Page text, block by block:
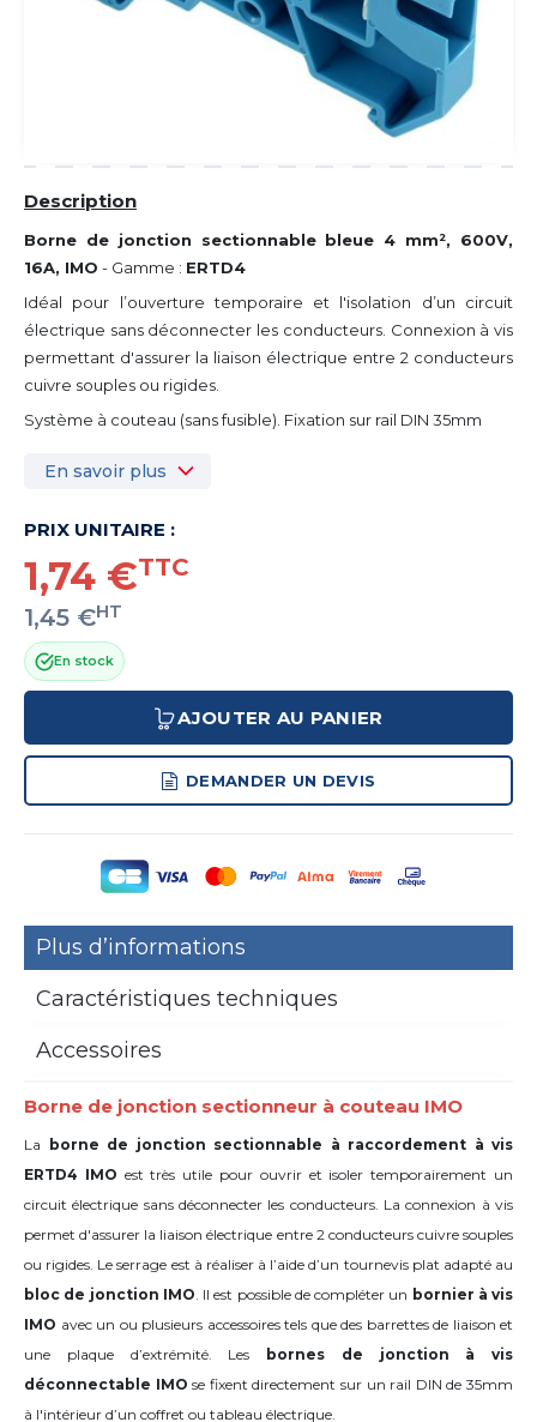
Description
Borne de jonction sectionnable bleue 4 mm², 600V,
16A, IMO - Gamme : ERTD4
Idéal pour l’ouverture temporaire et l'isolation d’un circuit
électrique sans déconnecter les conducteurs. Connexion à vis
permettant d'assurer la liaison électrique entre 2 conducteurs
cuivre souples ou rigides.
Système à couteau (sans fusible). Fixation sur rail DIN 35mm
En savoir plus
PRIX UNITAIRE :
1,74 €TTC
1,45 €HT
En stock
AJOUTER AU PANIER
DEMANDER UN DEVIS
Plus d’informations
Caractéristiques techniques
Accessoires
Borne de jonction sectionneur à couteau IMO
La
borne de jonction sectionnable à raccordement à vis
ERTD4 IMO est très utile pour ouvrir et isoler temporairement un
circuit électrique sans déconnecter les conducteurs. La connexion à vis
permet d'assurer la liaison électrique entre 2 conducteurs cuivre souples
ou rigides. Le serrage est à réaliser à l’aide d’un tournevis plat adapté au
bloc de jonction IMO . Il est possible de compléter un bornier à vis
IMO avec un ou plusieurs accessoires tels que des barrettes de liaison et
une plaque d’extrémité. Les
bornes de jonction à vis
déconnectable IMO se fixent directement sur un rail DIN de 35mm
à l'intérieur d’un coffret ou tableau électrique.